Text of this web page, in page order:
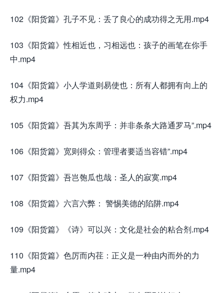
102《阳货篇》孔子不见：丢了良心的成功得之无用.mp4
103《阳货篇》性相近也，习相远也：孩子的画笔在你手
中.mp4
104《阳货篇》小人学道则易使也：所有人都拥有向上的
权力.mp4
105《阳货篇》吾其为东周乎：并非条条大路通罗马”.mp4
106《阳货篇》宽则得众：管理者要适当容错”.mp4
107《阳货篇》吾岂匏瓜也哉：圣人的寂寞.mp4
108《阳货篇》六言六弊： 警惕美德的陷阱.mp4
109《阳货篇》《诗》可以兴：文化是社会的粘合剂.mp4
110《阳货篇》色厉而内荏：正义是一种由内而外的力
量.mp4